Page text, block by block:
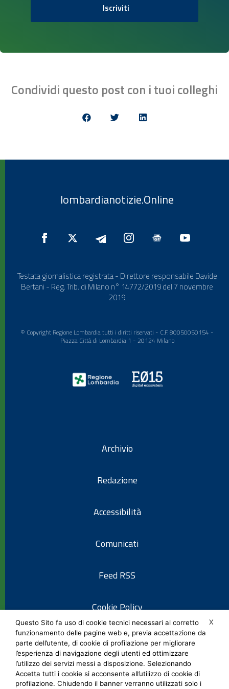
Iscriviti
Condividi questo post con i tuoi colleghi
lombardianotizie.Online
Testata giornalistica registrata - Direttore responsabile Davide
Bertani - Reg. Trib. di Milano n° 14772/2019 del 7 novembre
2019
© Copyright Regione Lombardia tutti i diritti riservati - C.F. 80050050154 -
Piazza Città di Lombardia 1 - 20124 Milano
Archivio
Redazione
Accessibilità
Comunicati
Feed RSS
Cookie Policy
Informativa privacy
Note legali
X
Questo Sito fa uso di cookie tecnici necessari al corretto
funzionamento delle pagine web e, previa accettazione da
parte dell’utente, di cookie di profilazione per migliorare
l’esperienza di navigazione degli utenti ed ottimizzare
l’utilizzo dei servizi messi a disposizione. Selezionando
Accetta tutti i cookie si acconsente all’utilizzo di cookie di
profilazione. Chiudendo il banner verranno utilizzati solo i